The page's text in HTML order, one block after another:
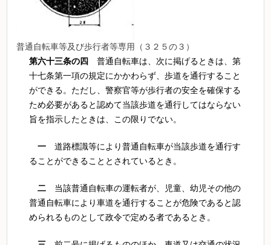
普通自転車等及び歩行者等専用（３２５の３）
第六十三条の四
普通自転車は、次に掲げるときは、第
十七条第一項の規定にかかわらず、歩道を通行すること
ができる。ただし、警察官等が歩行者の安全を確保する
ため必要があると認めて当該歩道を通行してはならない
旨を指示したときは、この限りでない。
一道路標識等により普通自転車が当該歩道を通行す
ることができることとされているとき。
二当該普通自転車の運転者が、児童、幼児その他の
普通自転車により車道を通行することが危険であると認
められるものとして政令で定める者であるとき。